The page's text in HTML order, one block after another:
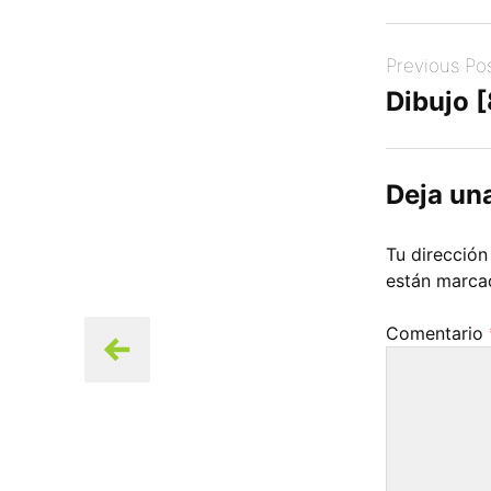
Previous
Dibujo
Deja
Tu
están
Comentario